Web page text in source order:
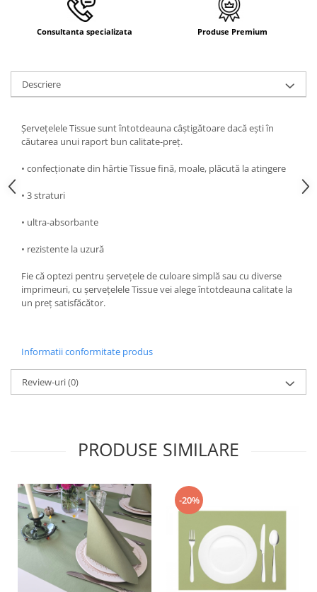
DECOR AURIU
DECOR ARGINTIU & GRI
DECOR PORTOCALIU & CARAMIZIU
DECOR GALBEN
DECOR NEGRU
DECOR CREM
DECOR BEJ & MARO
DECOR ROZ
DECOR EVENIMENTE CORPORATE
DECOR ANIVERSARI COPII
DECOR PETRECERI
TEMATICA RUSTICA
DECOR ZIUA ROMANIEI
DECOR CRACIUN & REVELION
DECOR PRIMAVARA
DECOR TOAMNA
Consultanta specializata Produse Premium
Descriere
Șervețelele Tissue sunt întotdeauna câștigătoare dacă ești în
căutarea unui raport bun calitate-preț.
• confecționate din hârtie Tissue fină, moale, plăcută la atingere
• 3 straturi
• ultra-absorbante
• rezistente la uzură
Fie că optezi pentru șervețele de culoare simplă sau cu diverse
imprimeuri, cu șervețelele Tissue vei alege întotdeauna calitate la
un preț satisfăcător.
Informatii conformitate produs
Review-uri(0)
PRODUSE SIMILARE
-20%